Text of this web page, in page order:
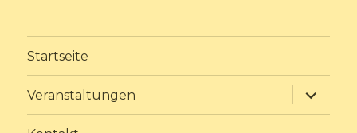
Startseite
Veranstaltungen